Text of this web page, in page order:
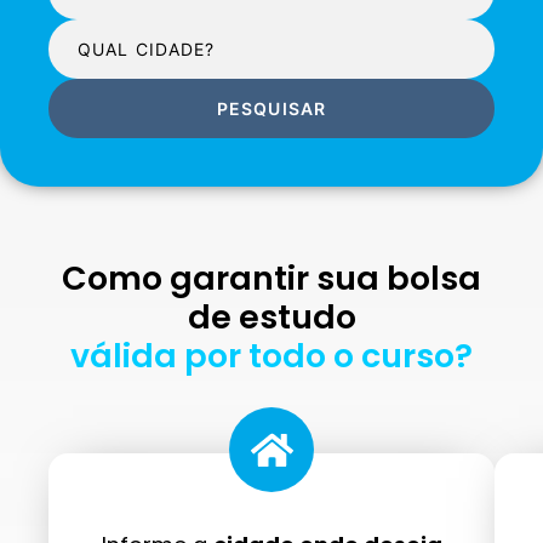
PESQUISAR
Como garantir sua bolsa
de estudo
válida por todo o curso?